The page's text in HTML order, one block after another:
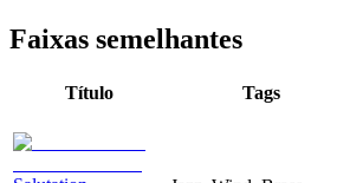
Faixas semelhantes
Título Tags